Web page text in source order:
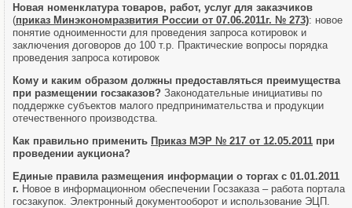
Новая номенклатура товаров, работ, услуг для заказчиков
(приказ Минэкономразвития России от 07.06.2011г. № 273): новое
понятие одноименности для проведения запроса котировок и
заключения договоров до 100 т.р. Практические вопросы порядка
проведения запроса котировок
Кому и каким образом должны предоставляться преимущества
при размещении госзаказов? Законодательные инициативы по
поддержке субъектов малого предпринимательства и продукции
отечественного производства.
Как правильно применить Приказ МЭР № 217 от 12.05.2011 при
проведении аукциона?
Единые правила размещения информации о торгах с 01.01.2011
г. Новое в информационном обеспечении Госзаказа – работа портала
госзакупок. Электронный документооборот и использование ЭЦП.